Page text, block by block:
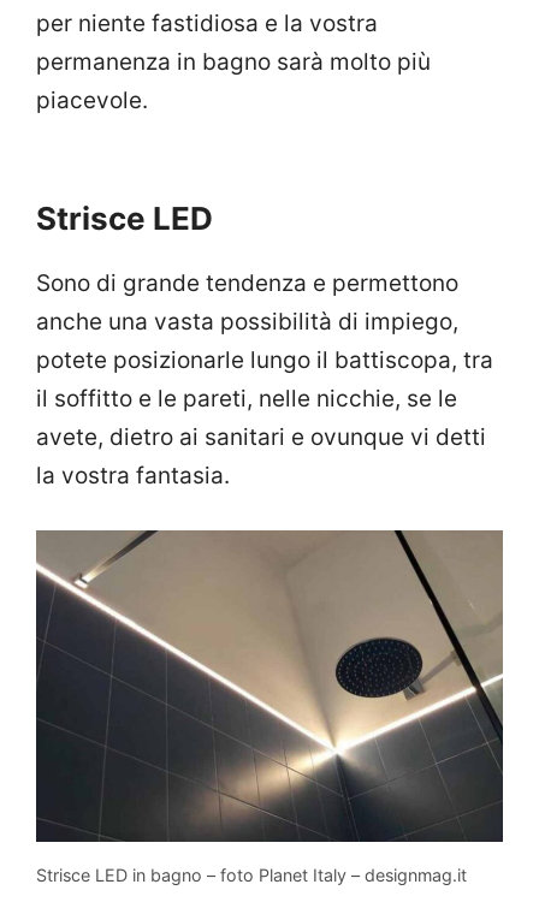
per niente fastidiosa e la vostra
permanenza in bagno sarà molto più
piacevole.
Strisce LED
Sono di grande tendenza e permettono
anche una vasta possibilità di impiego,
potete posizionarle lungo il battiscopa, tra
il soffitto e le pareti, nelle nicchie, se le
avete, dietro ai sanitari e ovunque vi detti
la vostra fantasia.
Strisce LED in bagno – foto Planet Italy – designmag.it